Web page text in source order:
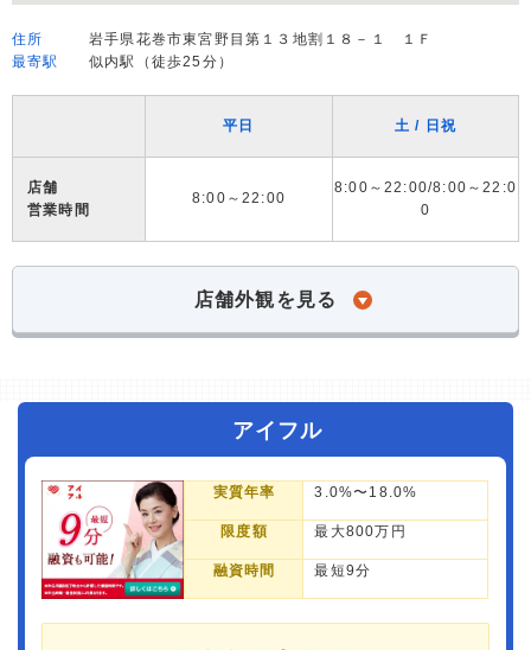
住所
岩手県花巻市東宮野目第１３地割１８－１ １Ｆ
最寄駅
似内駅（徒歩25分）
平日 土 / 日祝
店舗
営業時間
8:00～22:00
8:00～22:00/8:00～22:0
0
店舗外観を見る
アイフル
実質年率 3.0%〜18.0%
限度額 最大800万円
融資時間 最短9分